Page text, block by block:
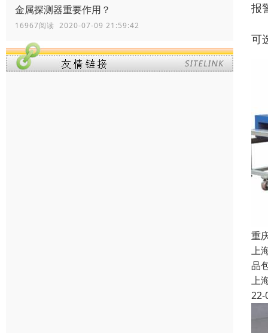
金属探测器重要作用？
16967阅读 2020-07-09 21:59:42
报
可
重
上
品
上
22-